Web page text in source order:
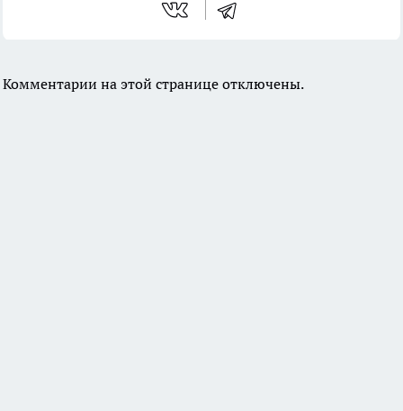
Комментарии на этой странице отключены.